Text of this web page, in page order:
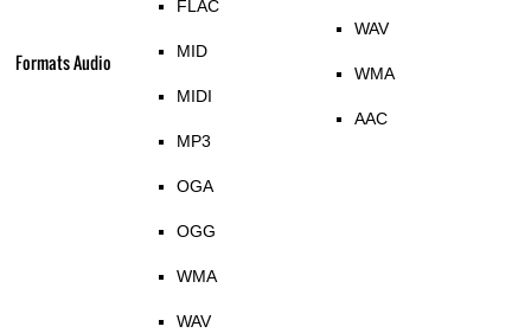
Formats Audio
FLAC
MID
MIDI
MP3
OGA
OGG
WMA
WAV
WAV
WMA
AAC